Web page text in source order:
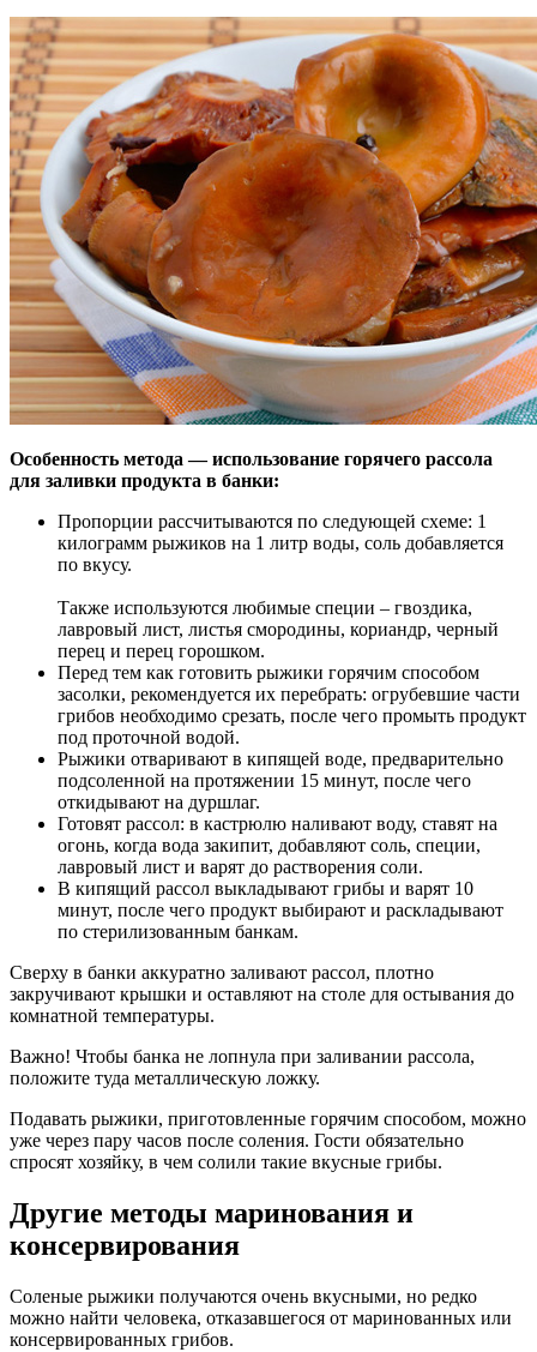
Особенность метода — использование горячего рассола
для заливки продукта в банки:
Пропорции рассчитываются по следующей схеме: 1
килограмм рыжиков на 1 литр воды, соль добавляется
по вкусу.
Также используются любимые специи – гвоздика,
лавровый лист, листья смородины, кориандр, черный
перец и перец горошком.
Перед тем как готовить рыжики горячим способом
засолки, рекомендуется их перебрать: огрубевшие части
грибов необходимо срезать, после чего промыть продукт
под проточной водой.
Рыжики отваривают в кипящей воде, предварительно
подсоленной на протяжении 15 минут, после чего
откидывают на дуршлаг.
Готовят рассол: в кастрюлю наливают воду, ставят на
огонь, когда вода закипит, добавляют соль, специи,
лавровый лист и варят до растворения соли.
В кипящий рассол выкладывают грибы и варят 10
минут, после чего продукт выбирают и раскладывают
по стерилизованным банкам.
Сверху в банки аккуратно заливают рассол, плотно
закручивают крышки и оставляют на столе для остывания до
комнатной температуры.
Важно! Чтобы банка не лопнула при заливании рассола,
положите туда металлическую ложку.
Подавать рыжики, приготовленные горячим способом, можно
уже через пару часов после соления. Гости обязательно
спросят хозяйку, в чем солили такие вкусные грибы.
Другие методы маринования и
консервирования
Соленые рыжики получаются очень вкусными, но редко
можно найти человека, отказавшегося от маринованных или
консервированных грибов.